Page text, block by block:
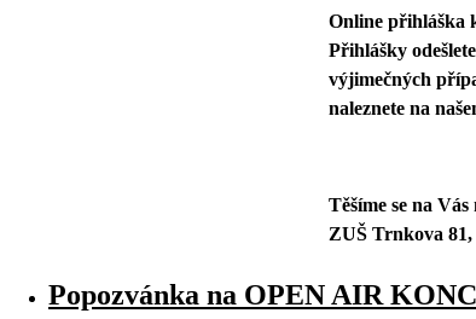
Online přihláška
Přihlášky
výjimečných
naleznete na
Těšíme se na Vás
ZUŠ Trnkova
Popozvánka na OPEN AIR